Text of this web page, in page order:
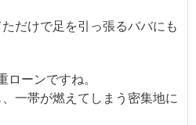
だけで足を引っ張るババにも
ーンですね。
一帯が燃えてしまう密集地に